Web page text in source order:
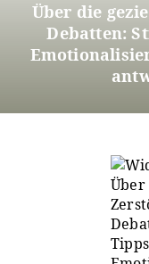
Über die
Debatten: